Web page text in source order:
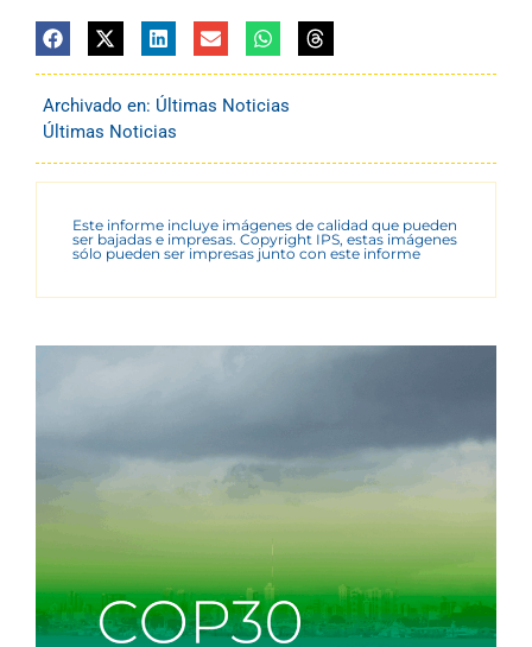
Archivado en: Últimas Noticias
Últimas Noticias
Este informe incluye imágenes de calidad que pueden
ser bajadas e impresas. Copyright IPS, estas imágenes
sólo pueden ser impresas junto con este informe